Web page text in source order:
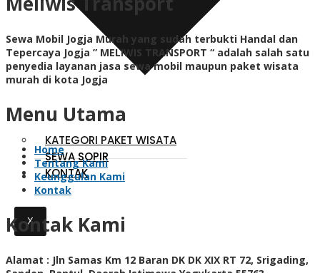
KATEGORI PAKET WISATA
SEWA SOPIR
KONTAK
X
Sewa Mobil Jogja Murah yang sudah terbukti Handal dan
Tepercaya Jogja ” MELIWIS TRANSPORT “ adalah salah satu
penyedia layanan jasa sewa mobil maupun paket wisata
murah di kota Jogja
Menu Utama
Home
Tentang Kami
Keunggulan Kami
Kontak
Kontak Kami
Alamat : Jln Samas Km 12 Baran DK DK XIX RT 72, Srigading,